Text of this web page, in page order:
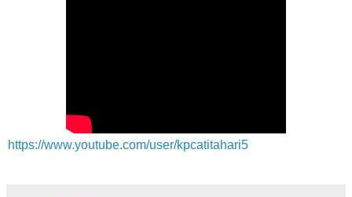
https://www.youtube.com/user/kpcatitahari5